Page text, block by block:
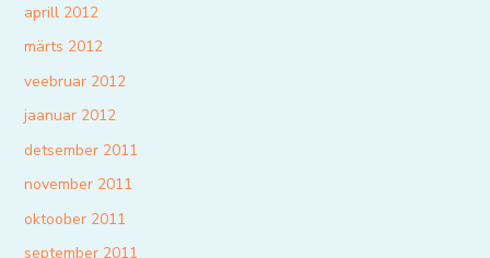
aprill 2012
märts 2012
veebruar 2012
jaanuar 2012
detsember 2011
november 2011
oktoober 2011
september 2011